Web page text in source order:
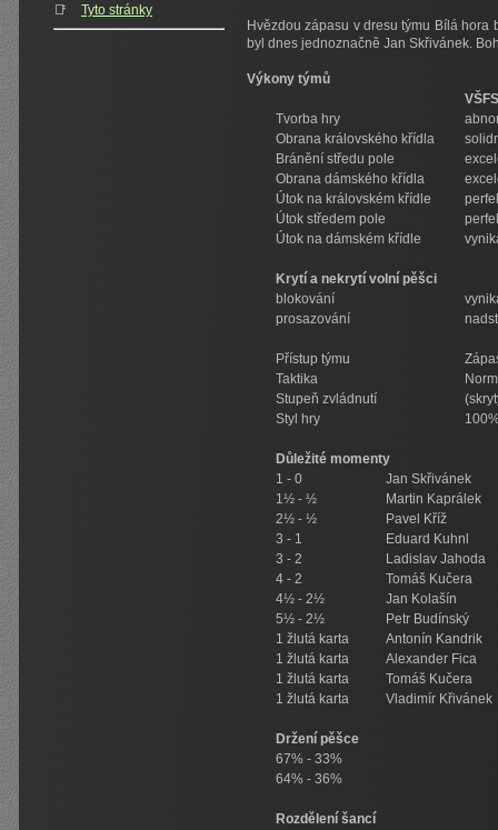
📑
Tyto stránky
Hvězdou zápasu v dresu týmu Bílá hora
byl dnes jednoznačně Jan Skřivánek.
Výkony týmů
Tvorba hry
Obrana královského křídla
Bránění středu pole
Obrana dámského křídla
Útok na královském křídle
Útok středem pole
Útok na dámském křídle
Krytí a nekrytí volní pěšci
blokování
prosazování
Přístup týmu
Taktika
Stupeň zvládnutí
Styl hry
Důležité momenty
1 - 0
Jan Skřivánek
1½ - ½
Martin Kaprálek
2½ - ½
Pavel Kříž
3 - 1
Eduard Kuhnl
3 - 2
Ladislav Jahoda
4 - 2
Tomáš Kučera
4½ - 2½
Jan Kolašín
5½ - 2½
Petr Budínský
1 žlutá karta
Antonín Kandrik
1 žlutá karta
Alexander Fica
1 žlutá karta
Tomáš Kučera
1 žlutá karta
Vladimír Křivánek
Držení pěšce
67% - 33%
64% - 36%
Rozdělení šancí